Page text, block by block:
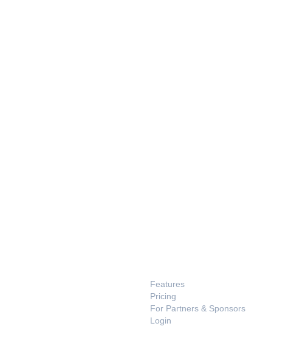
Features
Pricing
For Partners & Sponsors
Login